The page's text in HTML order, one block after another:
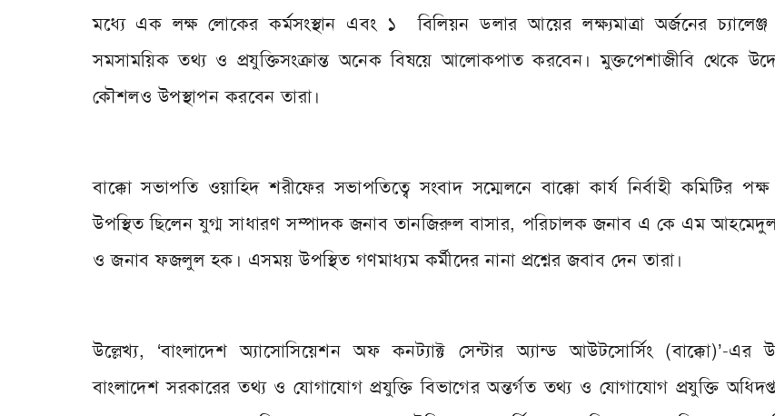
মধ্যে এক লক্ষ লোকের কর্মসংস্থান এবং ১ বিলিয়ন ডলার আয়ের লক্ষ্যমাত্রা অর্জনের চ্যালেঞ্জ
সমসাময়িক তথ্য ও প্রযুক্তিসংক্রান্ত অনেক বিষয়ে আলোকপাত করবেন। মুক্তপেশাজীবি থেকে
কৌশলও উপস্থাপন করবেন তারা।
বাক্কো সভাপতি ওয়াহিদ শরীফের সভাপতিত্বে সংবাদ সম্মেলনে বাক্কো কার্য নির্বাহী কমিটির
উপস্থিত ছিলেন যুগ্ম সাধারণ সম্পাদক জনাব তানজিরুল বাসার, পরিচালক জনাব এ কে এম
ও জনাব ফজলুল হক। এসময় উপস্থিত গণমাধ্যম কর্মীদের নানা প্রশ্নের জবাব দেন তারা।
উল্লেখ্য, ‘বাংলাদেশ অ্যাসোসিয়েশন অফ কনট্যাক্ট সেন্টার অ্যান্ড আউটসোর্সিং (বাক্কো)’-এর
বাংলাদেশ সরকারের তথ্য ও যোগাযোগ প্রযুক্তি বিভাগের অন্তর্গত তথ্য ও যোগাযোগ প্রযুক্তি